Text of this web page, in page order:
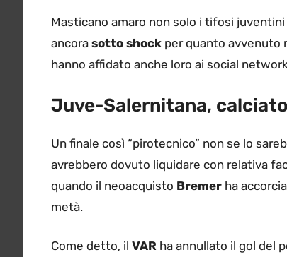
Masticano amaro non solo i tifosi
ancora sotto shock per quanto avvenuto
hanno affidato anche loro ai social
Juve-Salernitana,
Un finale così “pirotecnico” non se lo
avrebbero dovuto liquidare con relativa
quando il neoacquisto Bremer ha
metà.
Come detto, il VAR ha annullato il gol del